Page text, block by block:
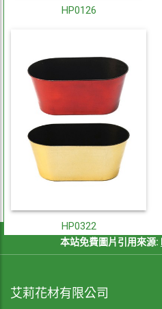
HP0126
HP0322
本站免費圖片引用來源:
艾莉花材有限公司